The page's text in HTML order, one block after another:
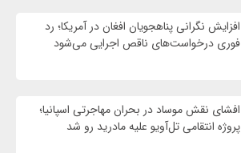
افزایش نگرانی پناهجویان افغان در آمریکا؛ رد
فوری درخواست‌های ناقص اجرایی می‌شود
افشای نقش موساد در بحران مهاجرتی اسپانیا؛
پروژه انتقامی تل‌آویو علیه مادرید رو شد